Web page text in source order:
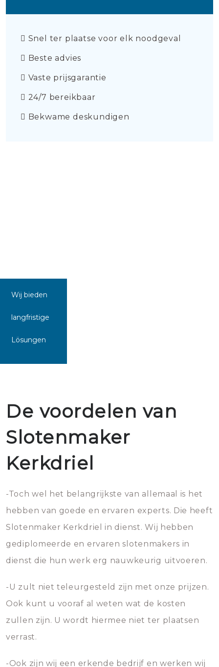
Snel ter plaatse voor elk noodgeval
Beste advies
Vaste prijsgarantie
24/7 bereikbaar
Bekwame deskundigen
Wij bieden
langfristige
Lösungen
De voordelen van
Slotenmaker
Kerkdriel
-Toch wel het belangrijkste van allemaal is het
hebben van goede en ervaren experts. Die heeft
Slotenmaker Kerkdriel in dienst. Wij hebben
gediplomeerde en ervaren slotenmakers in
dienst die hun werk erg nauwkeurig uitvoeren.
-U zult niet teleurgesteld zijn met onze prijzen.
Ook kunt u vooraf al weten wat de kosten
zullen zijn. U wordt hiermee niet ter plaatsen
verrast.
-Ook zijn wij een erkende bedrijf en werken wij